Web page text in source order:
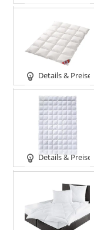
Details & Preise
Details & Preise